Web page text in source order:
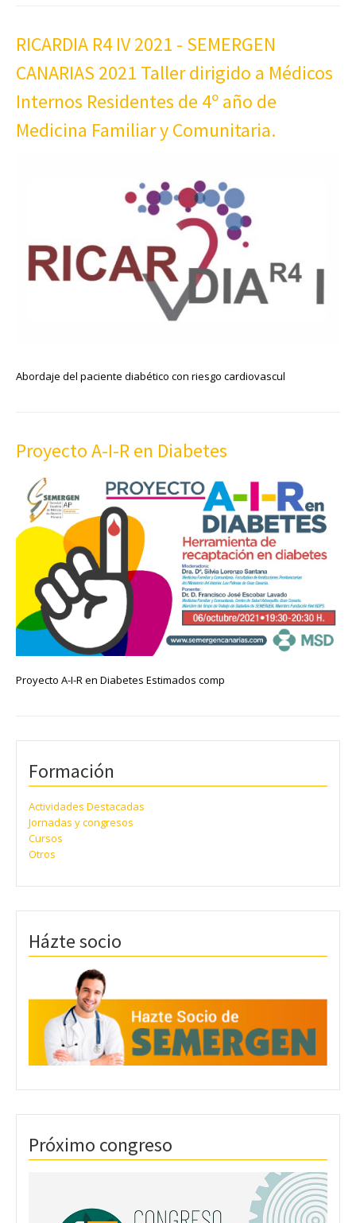
RICARDIA R4 IV 2021 - SEMERGEN
CANARIAS 2021 Taller dirigido a Médicos
Internos Residentes de 4º año de
Medicina Familiar y Comunitaria.
Abordaje del paciente diabético con riesgo cardiovascul
Proyecto A-I-R en Diabetes
Proyecto A-I-R en Diabetes Estimados comp
Formación
Actividades Destacadas
Jornadas y congresos
Cursos
Otros
Házte socio
Próximo congreso